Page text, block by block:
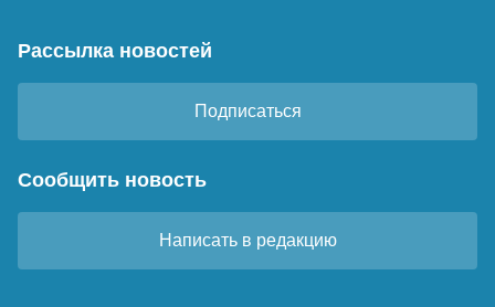
Рассылка новостей
Подписаться
Сообщить новость
Написать в редакцию